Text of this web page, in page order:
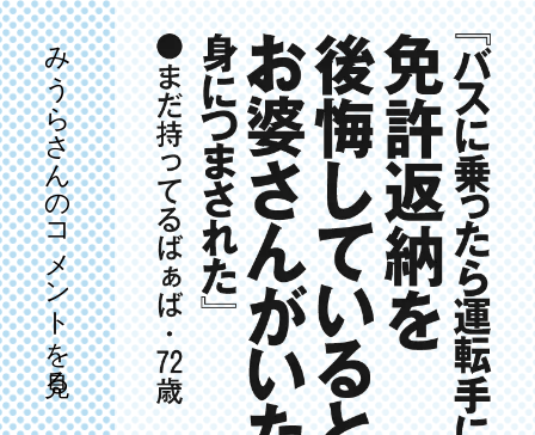
みうらさんのコメントを見る